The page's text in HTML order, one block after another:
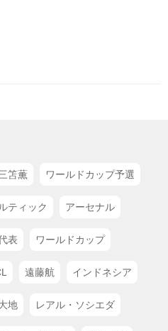
笘薫 ワールドカップ予選
ティック アーセナル
表 ワールドカップ
遠藤航 インドネシア
地 レアル・ソシエダ